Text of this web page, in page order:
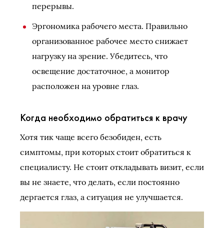
перерывы.
Эргономика рабочего места. Правильно
организованное рабочее место снижает
нагрузку на зрение. Убедитесь, что
освещение достаточное, а монитор
расположен на уровне глаз.
Когда необходимо обратиться к врачу
Хотя тик чаще всего безобиден, есть
симптомы, при которых стоит обратиться к
специалисту. Не стоит откладывать визит, если
вы не знаете, что делать, если постоянно
дергается глаз, а ситуация не улучшается.